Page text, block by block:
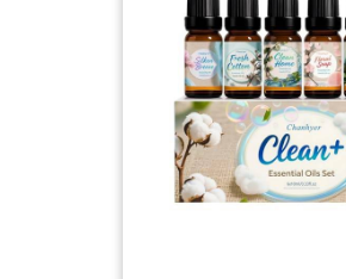
essentielles est le cadeau
parfait pour la famille ou
les amis! 【Huiles
Essentielles Naturelle】-
Sans Parabens, Cruauté et
Vegan Friendly. Sans
additifs, charges, bases
ou supports ajoutés, sans
produits chimiques, non
adultérées et sans nuire à
votre corps, convient aux
【